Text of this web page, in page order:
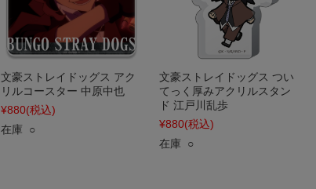
文豪ストレイドッグス アク
リルコースター 中原中也
¥880(税込)
在庫 ○
文豪ストレイドッグス つい
てっく厚みアクリルスタン
ド 江戸川乱歩
¥880(税込)
在庫 ○